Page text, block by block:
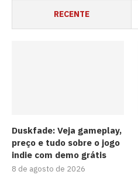
RECENTE
Duskfade: Veja gameplay,
preço e tudo sobre o jogo
indie com demo grátis
8 de agosto de 2026